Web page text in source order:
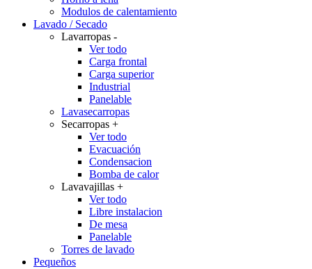
Modulos de calentamiento
Lavado / Secado
Lavarropas -
Ver todo
Carga frontal
Carga superior
Industrial
Panelable
Lavasecarropas
Secarropas +
Ver todo
Evacuación
Condensacion
Bomba de calor
Lavavajillas +
Ver todo
Libre instalacion
De mesa
Panelable
Torres de lavado
Pequeños